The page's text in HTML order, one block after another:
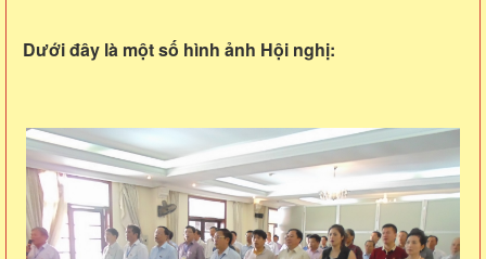
Dưới đây là một số hình ảnh Hội nghị: